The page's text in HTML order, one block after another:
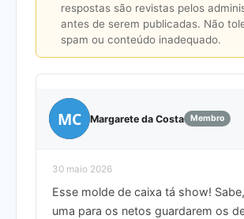
respostas são revistas pelos
antes de serem publicadas. Não
spam ou conteúdo inadequado.
MC Margarete da Costa Membro
30 maio 2026
Esse molde de caixa tá show!
uma para os netos guardarem os